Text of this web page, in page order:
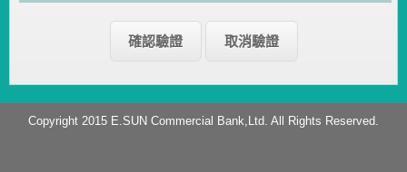
Copyright 2015 E.SUN Commercial Bank,Ltd. All Rights Reserved.